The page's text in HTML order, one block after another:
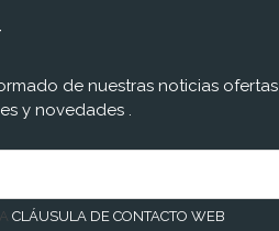
de nuestras noticias ofertas
y novedades .
CLÁUSULA DE CONTACTO WEB